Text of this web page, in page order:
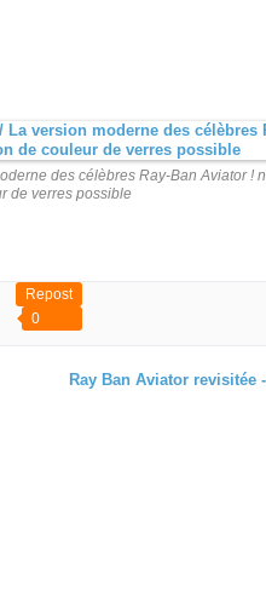
des célèbres Ray-Ban Aviator !
de verres possible
Repost
0